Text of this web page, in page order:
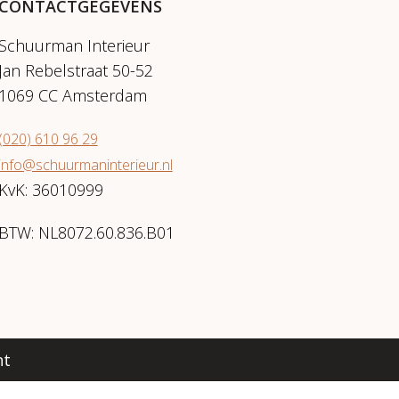
CONTACTGEGEVENS
Schuurman Interieur
Jan Rebelstraat 50-52
1069 CC Amsterdam
(020) 610 96 29
info@schuurmaninterieur.nl
KvK: 36010999
BTW: NL8072.60.836.B01